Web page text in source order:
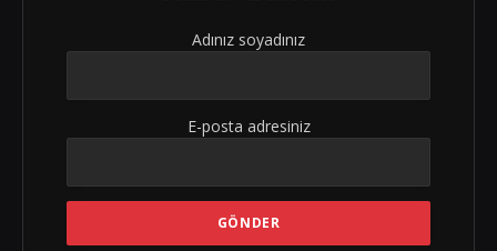
Adınız soyadınız
E-posta adresiniz